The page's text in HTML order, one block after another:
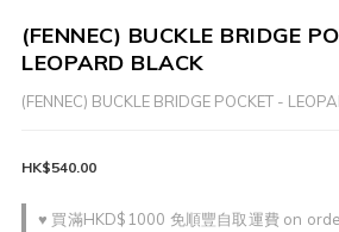
(FENNEC) BUCKLE BRIDGE
LEOPARD BLACK
(FENNEC) BUCKLE BRIDGE POCKET -
♥ 買滿HKD$1000 免順豐自取運費 on
HK$540.00